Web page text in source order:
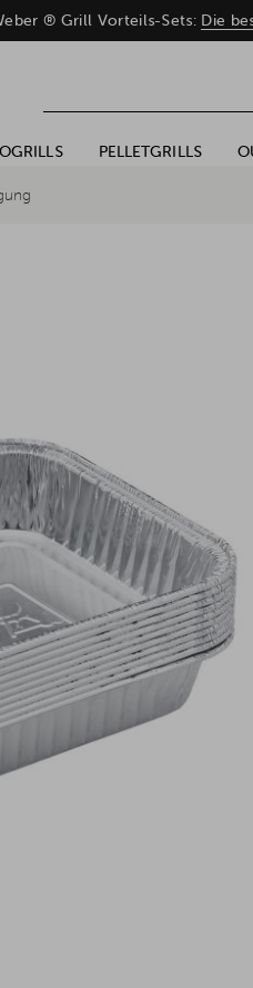
® Grill Vorteils-Sets: Die
PELLETGRILLS